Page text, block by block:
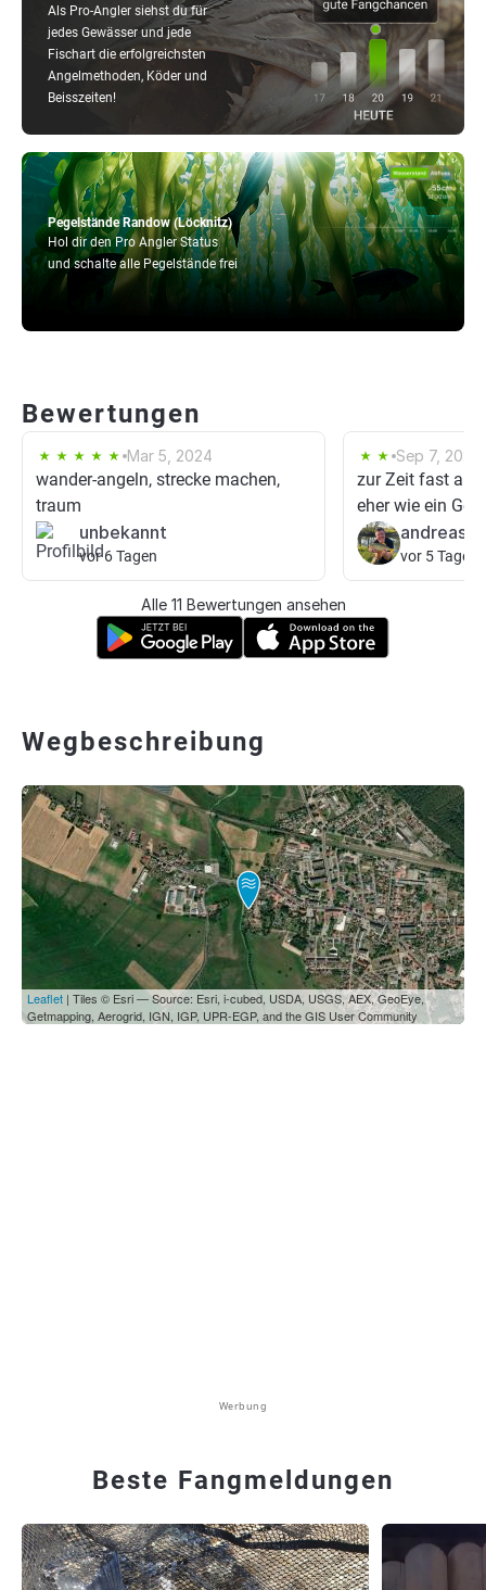
Pegelstände Randow (Löcknitz)
Hol dir den Pro Angler Status
und schalte alle Pegelstände frei
Als Pro-Angler siehst du für
jedes Gewässer und jede
Fischart die erfolgreichsten
Angelmethoden, Köder und
Beisszeiten!
Bewertungen
Mar 5, 2024
wander-angeln, strecke machen,
traum
unbekannt
vor 6 Tagen
Sep 7, 2022
zur Zeit fast
eher wie ein
andreas
vor 5 Tagen
Alle 11 Bewertungen ansehen
Wegbeschreibung
Leaflet | Tiles © Esri — Source: Esri, i-cubed, USDA, USGS, AEX, GeoEye,
Getmapping, Aerogrid, IGN, IGP, UPR-EGP, and the GIS User Community
Werbung
Beste Fangmeldungen